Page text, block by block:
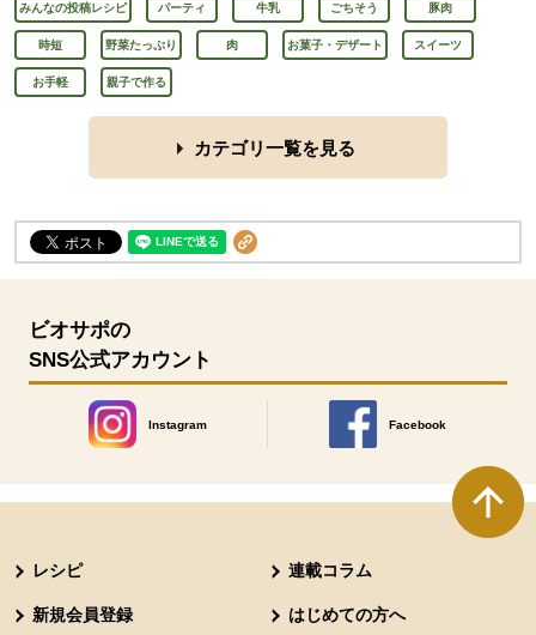
みんなの投稿レシピ パーティ 牛乳 ごちそう 豚肉
時短 野菜たっぷり 肉 お菓子・デザート スイーツ
お手軽 親子で作る
カテゴリ一覧を見る
ビオサポの
SNS公式アカウント
Instagram
別のウィンドウで開きます。
Facebook
別のウィンドウで開きます
レシピ 連載コラム
新規会員登録 はじめての方へ